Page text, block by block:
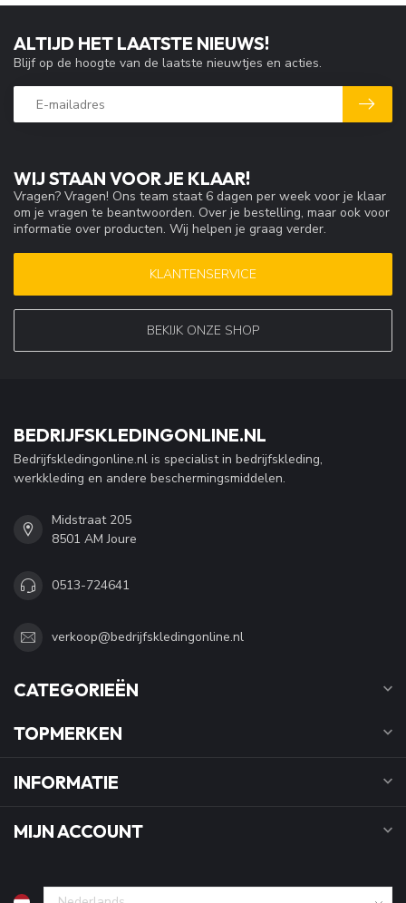
WIJ STAAN VOOR JE KLAAR!
Vragen? Vragen! Ons team staat 6 dagen per week voor je klaar
om je vragen te beantwoorden. Over je bestelling, maar ook voor
informatie over producten. Wij helpen je graag verder.
KLANTENSERVICE
BEKIJK ONZE SHOP
ALTIJD HET LAATSTE NIEUWS!
Blijf op de hoogte van de laatste nieuwtjes en acties.
BEDRIJFSKLEDINGONLINE.NL
Bedrijfskledingonline.nl is specialist in bedrijfskleding,
werkkleding en andere beschermingsmiddelen.
Midstraat 205
8501 AM Joure
0513-724641
verkoop@bedrijfskledingonline.nl
CATEGORIEËN
TOPMERKEN
INFORMATIE
MIJN ACCOUNT